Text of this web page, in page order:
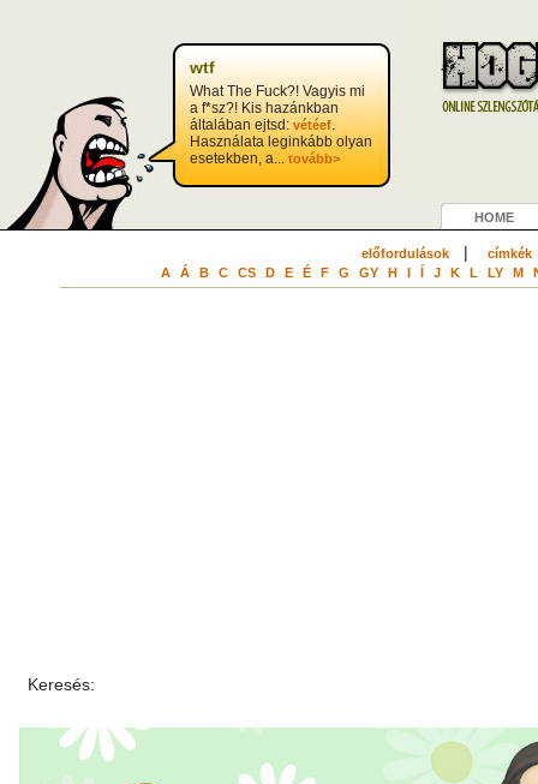
wtf
What The Fuck?! Vagyis mi
a f*sz?! Kis hazánkban
általában ejtsd: vétéef.
Használata leginkább olyan
esetekben, a... tovább>
HOME
előfordulások| címkék
A Á B C CS D E É F G GY H I Í J K L LY M
Keresés: